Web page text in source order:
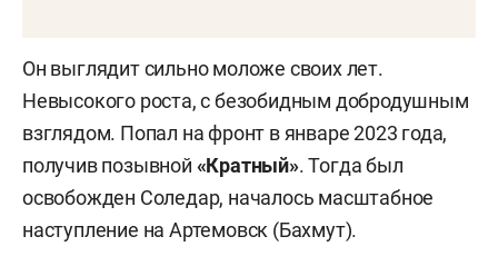
Он выглядит сильно моложе своих лет.
Невысокого роста, с безобидным добродушным
взглядом. Попал на фронт в январе 2023 года,
получив позывной «Кратный». Тогда был
освобожден Соледар, началось масштабное
наступление на Артемовск (Бахмут).